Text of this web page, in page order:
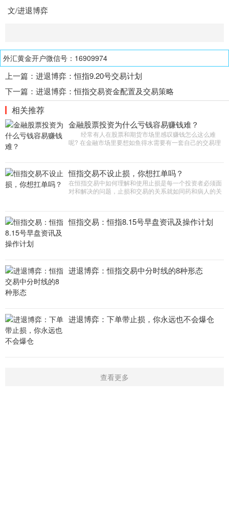
文/进退博弈
外汇黄金开户微信号：16909974
上一篇： 进退博弈：恒指9.20号交易计划
下一篇： 进退博弈：恒指交易资金配置及交易策略
相关推荐
金融股票投资为什么亏钱容易赚钱难？
经常有人在股票和期货市场里感叹赚钱怎么这么难
呢? 在金融市场里要想如鱼得水需要有一套自己的交易理
恒指交易不设止损，你想扛单吗？
在恒指交易中如何理解和使用止损是每一个投资者必须面
对和解决的问题，止损和交易的关系就如同药和病人的关
恒指交易：恒指8.15号早盘资讯及操作计划
进退博弈：恒指交易中分时线的8种形态
进退博弈：下单带止损，你永远也不会爆仓
查看更多